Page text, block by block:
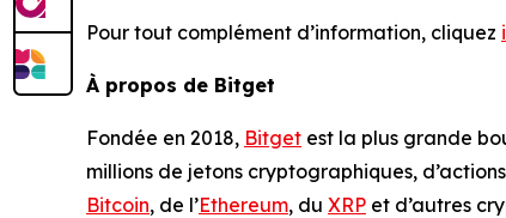
Pour tout complément d’information, cliquez
À propos de Bitget
Fondée en 2018, Bitget est la plus grande
millions de jetons cryptographiques,
Bitcoin, de l’Ethereum, du XRP et d’autres